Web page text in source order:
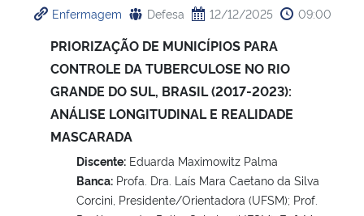
Ministério da Cidadania
Ministério de Minas e Energia
Ministério da Ciência, Tecnologia, Inovações e Comunicações
Ministério do Meio Ambiente
Enfermagem Defesa 12/12/2025 09:00
PRIORIZAÇÃO DE MUNICÍPIOS PARA
CONTROLE DA TUBERCULOSE NO RIO
GRANDE DO SUL, BRASIL (2017-2023):
ANÁLISE LONGITUDINAL E REALIDADE
MASCARADA
Discente: Eduarda Maximowitz Palma
Banca: Profa. Dra. Laís Mara Caetano da Silva
Corcini, Presidente/Orientadora (UFSM); Prof.